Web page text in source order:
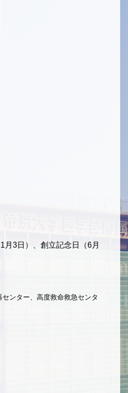
月3日）、創立記念日（6月
ンター、高度救命救急センタ